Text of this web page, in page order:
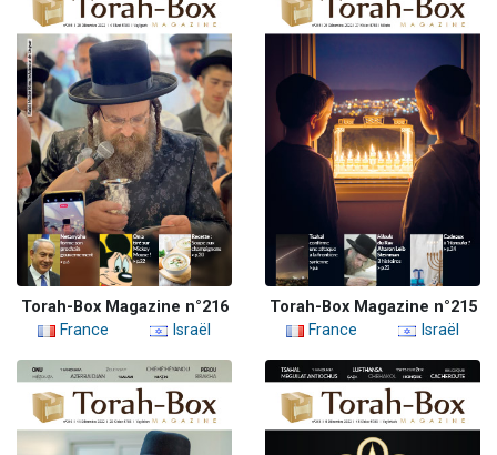
Torah-Box Magazine n°216
France
Israël
Torah-Box Magazine n°215
France
Israël